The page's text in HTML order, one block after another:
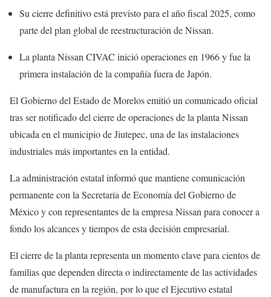
Su cierre definitivo está previsto para el año fiscal 2025, como
parte del plan global de reestructuración de Nissan.
La planta Nissan CIVAC inició operaciones en 1966 y fue la
primera instalación de la compañía fuera de Japón.
El Gobierno del Estado de Morelos emitió un comunicado oficial
tras ser notificado del cierre de operaciones de la planta Nissan
ubicada en el municipio de Jiutepec, una de las instalaciones
industriales más importantes en la entidad.
La administración estatal informó que mantiene comunicación
permanente con la Secretaría de Economía del Gobierno de
México y con representantes de la empresa Nissan para conocer a
fondo los alcances y tiempos de esta decisión empresarial.
El cierre de la planta representa un momento clave para cientos de
familias que dependen directa o indirectamente de las actividades
de manufactura en la región, por lo que el Ejecutivo estatal